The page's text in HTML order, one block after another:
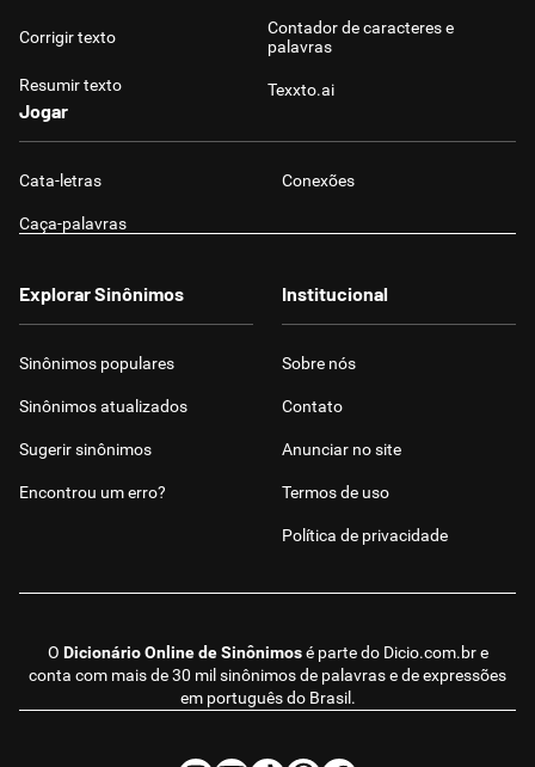
Corrigir texto
Resumir texto
Contador de caracteres e
palavras
Texxto.ai
Jogar
Cata-letras Conexões
Caça-palavras
O Dicionário Online de Sinônimosé parte do Dicio.com.bre
conta com mais de 30 mil sinônimos de palavras e de expressões
em português do Brasil.
Explorar Sinônimos
Sinônimos populares
Sinônimos atualizados
Sugerir sinônimos
Encontrou um erro?
Institucional
Sobre nós
Contato
Anunciar no site
Termos de uso
Política de privacidade